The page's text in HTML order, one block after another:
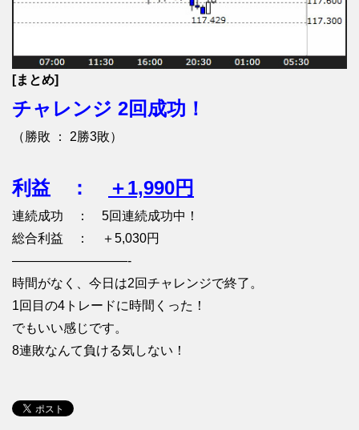
[まとめ]
チャレンジ 2回成功！
（勝敗 ： 2勝3敗）
利益 ： ＋1,990円
連続成功 ： 5回連続成功中！
総合利益 ： ＋5,030円
—————————-
時間がなく、今日は2回チャレンジで終了。
1回目の4トレードに時間くった！
でもいい感じです。
8連敗なんて負ける気しない！